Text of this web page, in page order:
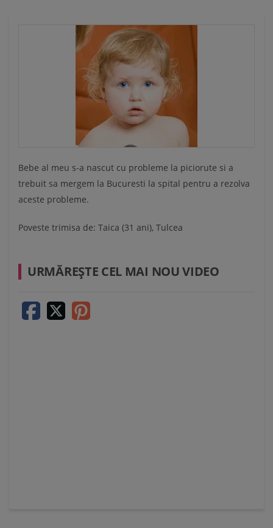
Bebe al meu s-a nascut cu probleme la piciorute si a
trebuit sa mergem la Bucuresti la spital pentru a rezolva
aceste probleme.
Poveste trimisa de: Taica (31 ani), Tulcea
URMĂREŞTE CEL MAI NOU VIDEO